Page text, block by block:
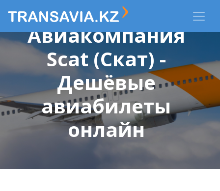
Авиакомпания
Scat (Скат) -
Дешёвые
авиабилеты
онлайн